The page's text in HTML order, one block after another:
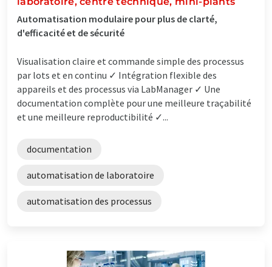
Automatisation modulaire pour plus de clarté,
d'efficacité et de sécurité
Visualisation claire et commande simple des processus
par lots et en continu ✓ Intégration flexible des
appareils et des processus via LabManager ✓ Une
documentation complète pour une meilleure traçabilité
et une meilleure reproductibilité ✓...
documentation
automatisation de laboratoire
automatisation des processus